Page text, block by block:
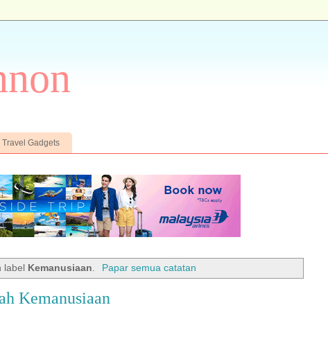
Travel Gadgets
label Kemanusiaan Papar semua catatan
Kemanusiaan